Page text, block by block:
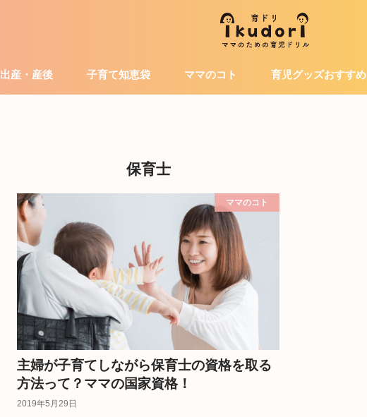
出産・産後 子育て知恵袋 ママのコト 育児グッズおすすめ
保育士
ママのコト
主婦が子育てしながら保育士の資格を取る
方法って？ママの国家資格！
2019年5月29日